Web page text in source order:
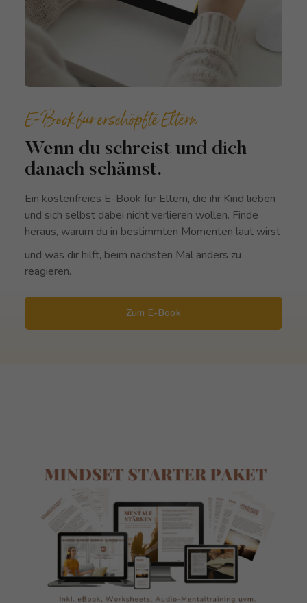
E-Book für erschöpfte Eltern
Wenn du schreist und dich
danach schämst.
Ein kostenfreies E-Book für Eltern, die ihr Kind lieben
und sich selbst dabei nicht verlieren wollen. Finde
heraus, warum du in bestimmten Momenten laut wirst
und was dir hilft, beim nächsten Mal anders zu
reagieren.
Zum E-Book